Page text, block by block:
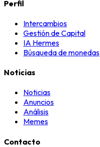
Perfil
Intercambios
Gestión de Capital
IA Hermes
Búsqueda de monedas
Noticias
Noticias
Anuncios
Análisis
Memes
Contacto